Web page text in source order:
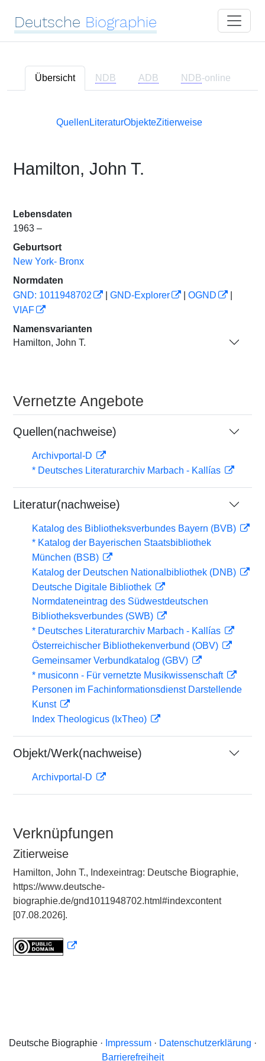
Deutsche Biographie
Übersicht NDB ADB NDB-online
Quellen LiteraturObjekteZitierweise
Hamilton, John T.
Lebensdaten
1963 –
Geburtsort
New York- Bronx
Normdaten
GND: 1011948702
GND-Explorer OGND
VIAF
Namensvarianten
Hamilton, John T.
Vernetzte Angebote
Quellen(nachweise)
Archivportal-D
* Deutsches Literaturarchiv Marbach - Kallías
Literatur(nachweise)
Katalog des Bibliotheksverbundes Bayern (BVB)
* Katalog der Bayerischen Staatsbibliothek
München (BSB)
Katalog der Deutschen Nationalbibliothek (DNB)
Deutsche Digitale Bibliothek
Normdateneintrag des Südwestdeutschen
Bibliotheksverbundes (SWB)
* Deutsches Literaturarchiv Marbach - Kallías
Österreichischer Bibliothekenverbund (OBV)
Gemeinsamer Verbundkatalog (GBV)
* musiconn - Für vernetzte Musikwissenschaft
Personen im Fachinformationsdienst Darstellende
Kunst
Index Theologicus (IxTheo)
Objekt/Werk(nachweise)
Archivportal-D
Verknüpfungen
Zitierweise
Hamilton, John T., Indexeintrag: Deutsche Biographie,
https://www.deutsche-
biographie.de/gnd1011948702.html#indexcontent
[07.08.2026].
Deutsche Biographie · Impressum· Datenschutzerklärung ·
Barrierefreiheit